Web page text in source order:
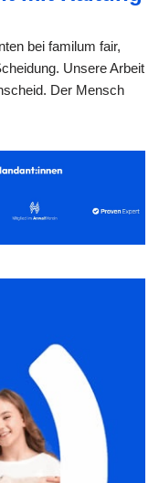
bei familum fair,
Unsere Arbeit
Der Mensch